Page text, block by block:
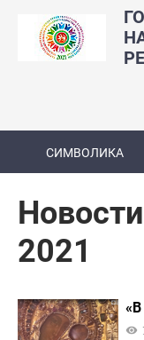
СИМВОЛИКА
2021